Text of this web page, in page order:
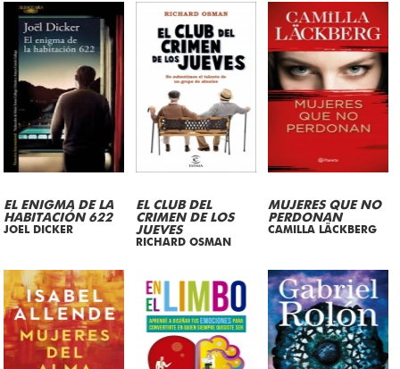
EL ENIGMA DE LA
HABITACIÓN 622
JOEL DICKER
EL CLUB DEL
CRIMEN DE LOS
JUEVES
RICHARD OSMAN
MUJERES QUE NO
PERDONAN
CAMILLA LÄCKBERG